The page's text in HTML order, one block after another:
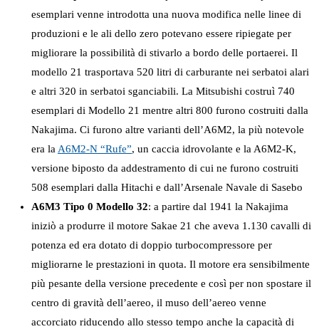
esemplari venne introdotta una nuova modifica nelle linee di
produzioni e le ali dello zero potevano essere ripiegate per
migliorare la possibilità di stivarlo a bordo delle portaerei. Il
modello 21 trasportava 520 litri di carburante nei serbatoi alari
e altri 320 in serbatoi sganciabili. La Mitsubishi costruì 740
esemplari di Modello 21 mentre altri 800 furono costruiti dalla
Nakajima. Ci furono altre varianti dell’A6M2, la più notevole
era laA6M2-N “Rufe”, un caccia idrovolante e la A6M2-K,
versione biposto da addestramento di cui ne furono costruiti
508 esemplari dalla Hitachi e dall’Arsenale Navale di Sasebo
A6M3 Tipo 0 Modello 32: a partire dal 1941 la Nakajima
iniziò a produrre il motore Sakae 21 che aveva 1.130 cavalli di
potenza ed era dotato di doppio turbocompressore per
migliorarne le prestazioni in quota. Il motore era sensibilmente
più pesante della versione precedente e così per non spostare il
centro di gravità dell’aereo, il muso dell’aereo venne
accorciato riducendo allo stesso tempo anche la capacità di